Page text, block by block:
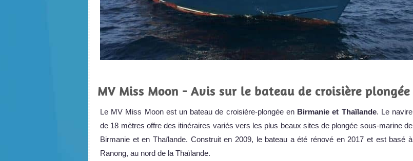
MV Miss Moon - Avis sur le bateau de croisière plongée
Le MV Miss Moon est un bateau de croisière-plongée en Birmanie et Thaïlande. Le navire
de 18 mètres offre des itinéraires variés vers les plus beaux sites de plongée sous-marine de
Birmanie et en Thaïlande. Construit en 2009, le bateau a été rénové en 2017 et est basé à
Ranong, au nord de la Thaïlande.